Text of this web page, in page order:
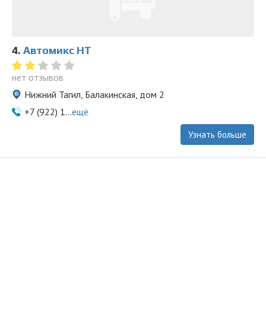
4. Автомикс НТ
нет отзывов
Нижний Тагил, Балакинская, дом 2
+7 (922) 1...ещё
Узнать больше